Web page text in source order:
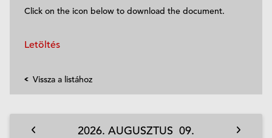
Click on the icon below to download the document.
Letöltés
Vissza a listához
2026. AUGUSZTUS 09.